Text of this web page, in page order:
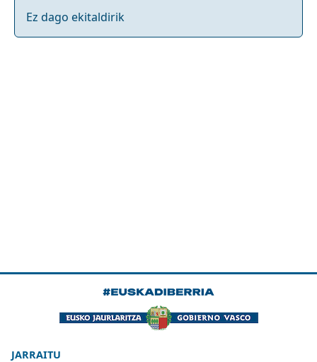
Ez dago ekitaldirik
JARRAITU